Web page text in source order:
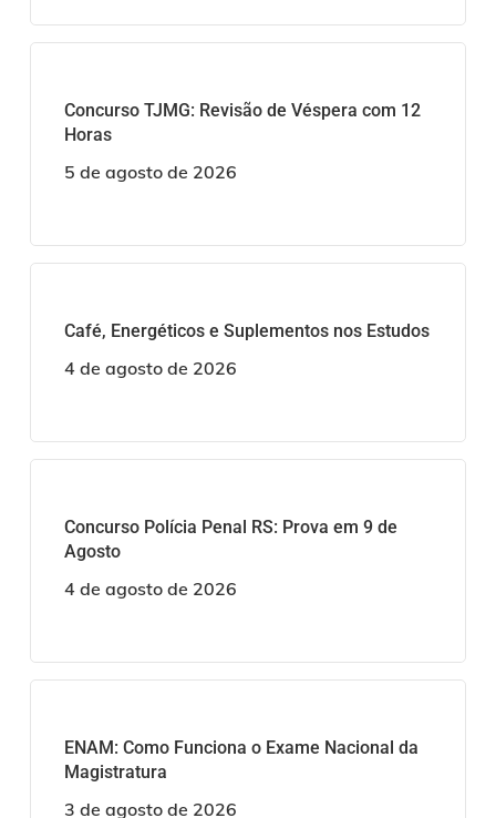
Concurso TJMG: Revisão de Véspera com 12
Horas
5 de agosto de 2026
Café, Energéticos e Suplementos nos Estudos
4 de agosto de 2026
Concurso Polícia Penal RS: Prova em 9 de
Agosto
4 de agosto de 2026
ENAM: Como Funciona o Exame Nacional da
Magistratura
3 de agosto de 2026